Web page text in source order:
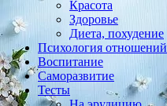
Красота
Здоровье
Диета, похудение
Психология отношений
Воспитание
Саморазвитие
Тесты